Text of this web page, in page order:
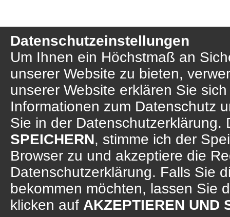
Datenschutzeinstellungen
Um Ihnen ein Höchstmaß an
unserer Website zu bieten,
unserer Website erklären Sie
Informationen zum Datenschutz
Sie in der Datenschutzerklärung.
SPEICHERN, stimme ich der
Browser zu und akzeptiere die
Datenschutzerklärung. Falls Sie
bekommen möchten, lassen Sie
klicken auf AKZEPTIEREN UND